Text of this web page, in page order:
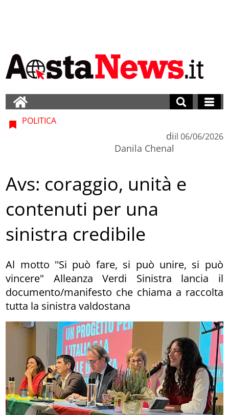
POLITICA
di
Danila Chenal
il 06/06/2026
Avs: coraggio, unità e
contenuti per una
sinistra credibile
Al motto ''Si può fare, si può unire, si può
vincere" Alleanza Verdi Sinistra lancia il
documento/manifesto che chiama a raccolta
tutta la sinistra valdostana